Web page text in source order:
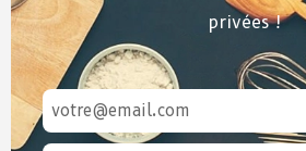
privées !